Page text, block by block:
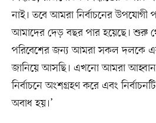
নাই। তবে আমরা নির্বাচনের উপযোগী
আমাদের দেড় বছর পার হয়েছে। শুরু
পরিবেশের জন্য আমরা সকল দলকে
জানিয়ে আসছি। এখনো আমরা আহ্বান
নির্বাচনে অংশগ্রহণ করে এবং
অবাধ হয়।’